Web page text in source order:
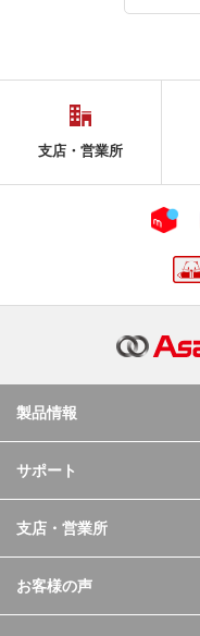
支店・営業所
製品情報
サポート
支店・営業所
お客様の声